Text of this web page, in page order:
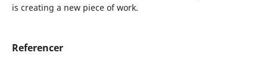
is creating a new piece of work.
Referencer